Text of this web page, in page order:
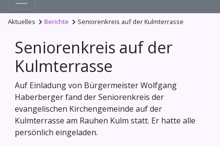
Aktuelles Berichte Seniorenkreis auf der Kulmterrasse
Seniorenkreis auf der
Kulmterrasse
Auf Einladung von Bürgermeister Wolfgang
Haberberger fand der Seniorenkreis der
evangelischen Kirchengemeinde auf der
Kulmterrasse am Rauhen Kulm statt. Er hatte alle
persönlich eingeladen.